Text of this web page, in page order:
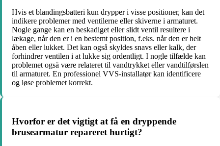
Hvis et blandingsbatteri kun drypper i visse positioner, kan det
indikere problemer med ventilerne eller skiverne i armaturet.
Nogle gange kan en beskadiget eller slidt ventil resultere i
lækage, når den er i en bestemt position, f.eks. når den er helt
åben eller lukket. Det kan også skyldes snavs eller kalk, der
forhindrer ventilen i at lukke sig ordentligt. I nogle tilfælde kan
problemet også være relateret til vandtrykket eller vandtilførslen
til armaturet. En professionel VVS-installatør kan identificere
og løse problemet korrekt.
Hvorfor er det vigtigt at få en dryppende
brusearmatur repareret hurtigt?